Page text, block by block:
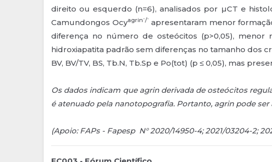
direito ou esquerdo (n=6), analisados por µCT e
Camundongos Ocyagrin⁻/⁻apresentaram menor
diferença no número de osteócitos (p>0,05), menor
hidroxiapatita padrão sem diferenças no tamanho dos
BV, BV/TV, BS, Tb.N, Tb.Sp e Po(tot) (p ≤ 0,05), mas
Os dados indicam que agrin derivada de osteócitos
é atenuado pela nanotopografia. Portanto, agrin pode
(Apoio: FAPs - Fapesp N° 2020/14950-4; 2021/03204-2;